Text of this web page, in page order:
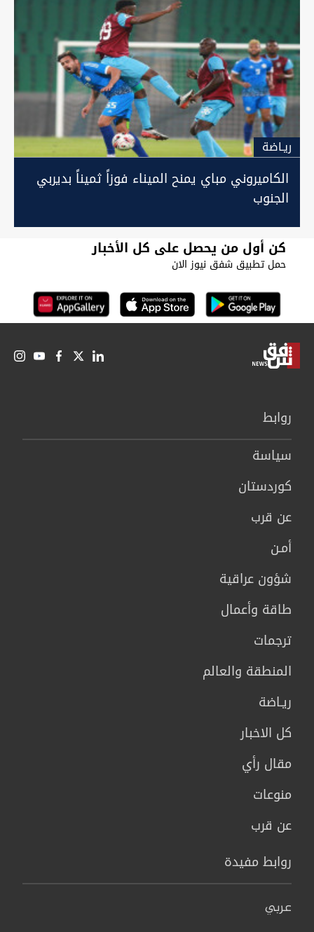
ريـاضة
الكاميروني مباي يمنح الميناء فوزاً ثميناً بديربي
الجنوب
كن أول من يحصل على كل الأخبار
حمل تطبيق شفق نيوز الان
روابط
سیاسة
كوردستان
عن قرب
أمـن
شؤون عراقية
طاقة وأعمال
ترجمات
المنطقة والعالم
ريـاضة
كل الاخبار
مقال رأي
منوعات
عن قرب
روابط مفيدة
عربي